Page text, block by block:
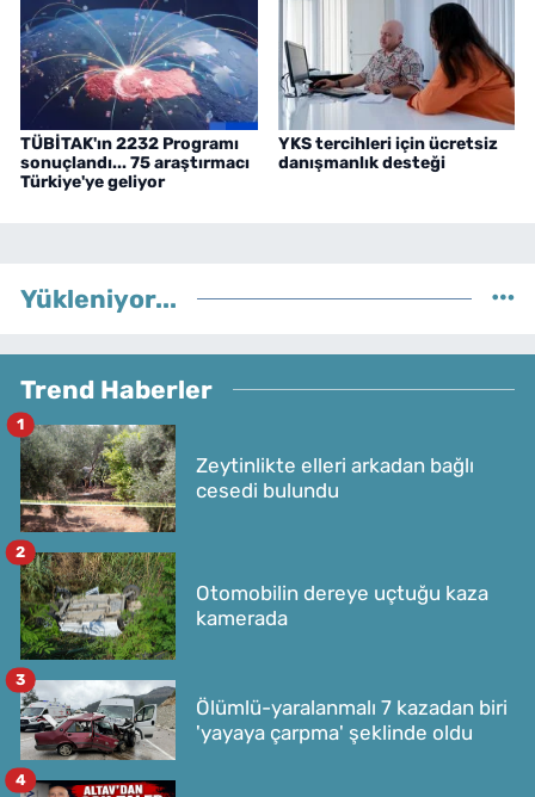
TÜBİTAK'ın 2232 Programı
sonuçlandı... 75 araştırmacı
Türkiye'ye geliyor
YKS tercihleri için ücretsiz
danışmanlık desteği
Yükleniyor...
Trend Haberler
Zeytinlikte elleri arkadan bağlı
cesedi bulundu
1
Otomobilin dereye uçtuğu kaza
kamerada
2
Ölümlü-yaralanmalı 7 kazadan biri
'yayaya çarpma' şeklinde oldu
3
4